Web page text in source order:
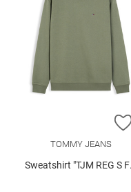
TOMMY JEANS
Sweatshirt "TJM REG S FLAG CREW EXT"